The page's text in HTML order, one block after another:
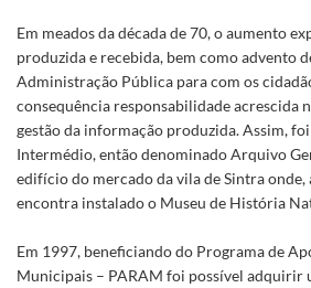
Em meados da década de 70, o aumento
produzida e recebida, bem como advento
Administração Pública para com os
consequência responsabilidade acrescida
gestão da informação produzida. Assim,
Intermédio, então denominado Arquivo
edifício do mercado da vila de Sintra onde,
encontra instalado o Museu de História
Em 1997, beneficiando do Programa de
Municipais – PARAM foi possível adquirir